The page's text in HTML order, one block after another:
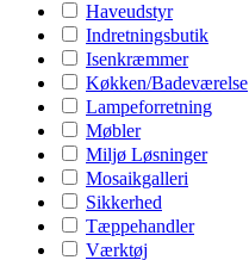
Haveudstyr
Indretningsbutik
Isenkræmmer
Køkken/Badeværelse
Lampeforretning
Møbler
Miljø Løsninger
Mosaikgalleri
Sikkerhed
Tæppehandler
Værktøj